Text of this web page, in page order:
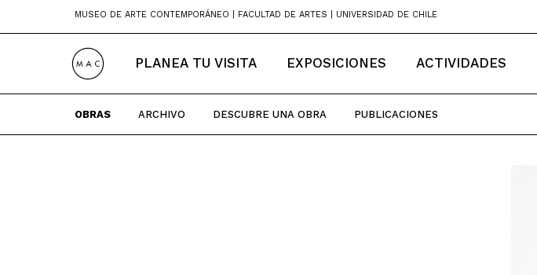
MUSEO DE ARTE CONTEMPORÁNEO | FACULTAD DE ARTES | UNIVERSIDAD DE CHILE
PLANEA TU VISITA EXPOSICIONES ACTIVIDADES
OBRAS ARCHIVO DESCUBRE UNA OBRA PUBLICACIONES